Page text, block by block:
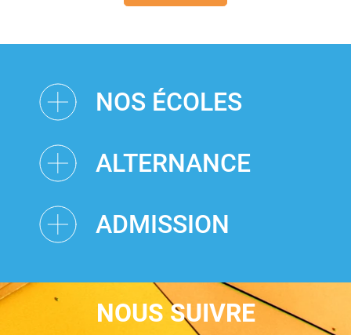
NOS ÉCOLES
ALTERNANCE
ADMISSION
NOUS SUIVRE